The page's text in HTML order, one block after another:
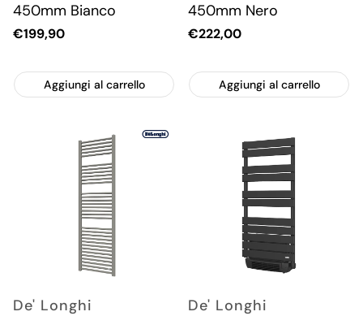
450mm Bianco
Prezzo
€199,90
Aggiungi al carrello
450mm Nero
Prezzo
€222,00
Aggiungi al carrello
De' Longhi
De' Longhi